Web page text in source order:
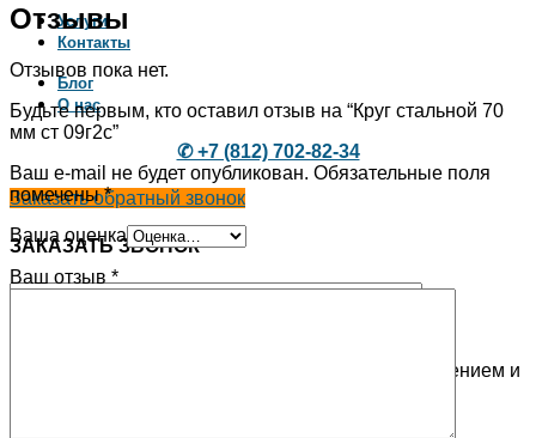
Услуги
Контакты
Блог
О нас
✆ +7 (812) 702-82-34
Заказать обратный звонок
ЗАКАЗАТЬ ЗВОНОК
Используя эту форму, Вы соглашаетесь с хранением и
Отзывы
Отзывов пока нет.
Будьте первым, кто оставил отзыв на “Круг стальной 70
мм ст 09г2с”
Ваш e-mail не будет опубликован. Обязательные поля
помечены*
Ваша оценка
Ваш отзыв *